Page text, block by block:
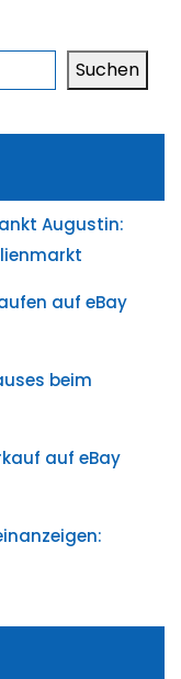
Suchen
Augustin:
auf eBay
beim
auf eBay